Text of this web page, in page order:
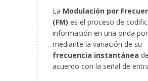
La Modulación por
(FM) es el proceso de
información en una onda
mediante la variación de su
frecuencia instantánea de
acuerdo con la señal de